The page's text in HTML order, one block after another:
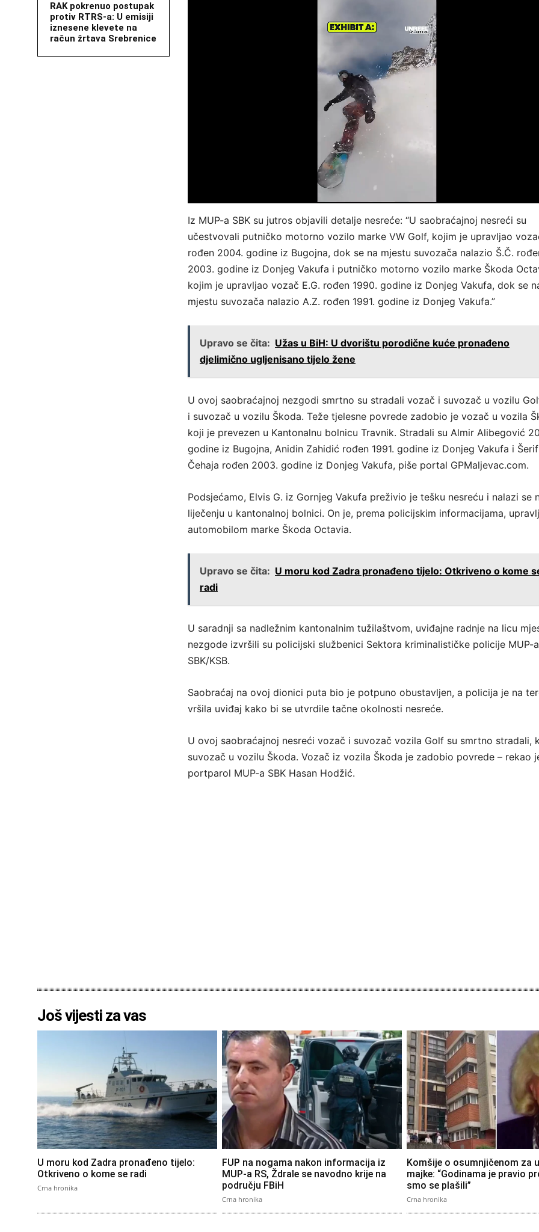
RAK pokrenuo postupak
protiv RTRS-a: U emisiji
iznesene klevete na
račun žrtava Srebrenice
Iz MUP-a SBK su jutros objavili detalje nesreće: “U saobraćajnoj nesreći su
učestvovali putničko motorno vozilo marke VW Golf, kojim je upravljao
rođen 2004. godine iz Bugojna, dok se na mjestu suvozača nalazio Š.Č.
2003. godine iz Donjeg Vakufa i putničko motorno vozilo marke Škoda
kojim je upravljao vozač E.G. rođen 1990. godine iz Donjeg Vakufa, dok se
mjestu suvozača nalazio A.Z. rođen 1991. godine iz Donjeg Vakufa.”
Upravo se čita: Užas u BiH: U dvorištu porodične kuće pronađeno
djelimično ugljenisano tijelo žene
U ovoj saobraćajnoj nezgodi smrtno su stradali vozač i suvozač u vozilu
i suvozač u vozilu Škoda. Teže tjelesne povrede zadobio je vozač u vozila
koji je prevezen u Kantonalnu bolnicu Travnik. Stradali su Almir Alibegović
godine iz Bugojna, Anidin Zahidić rođen 1991. godine iz Donjeg Vakufa i Šerif
Čehaja rođen 2003. godine iz Donjeg Vakufa, piše portal GPMaljevac.com.
Podsjećamo, Elvis G. iz Gornjeg Vakufa preživio je tešku nesreću i nalazi se
liječenju u kantonalnoj bolnici. On je, prema policijskim informacijama,
automobilom marke Škoda Octavia.
Upravo se čita: U moru kod Zadra pronađeno tijelo: Otkriveno o kome
radi
U saradnji sa nadležnim kantonalnim tužilaštvom, uviđajne radnje na licu
nezgode izvršili su policijski službenici Sektora kriminalističke policije MUP-a
SBK/KSB.
Saobraćaj na ovoj dionici puta bio je potpuno obustavljen, a policija je na
vršila uviđaj kako bi se utvrdile tačne okolnosti nesreće.
U ovoj saobraćajnoj nesreći vozač i suvozač vozila Golf su smrtno stradali,
suvozač u vozilu Škoda. Vozač iz vozila Škoda je zadobio povrede – rekao
portparol MUP-a SBK Hasan Hodžić.
Još vijesti za vas
U moru kod Zadra pronađeno tijelo:
Otkriveno o kome se radi
Crna hronika
FUP na nogama nakon informacija iz
MUP-a RS, Ždrale se navodno krije na
području FBiH
Crna hronika
Komšije o osumnjičenom za
majke: “Godinama je pravio
smo se plašili”
Crna hronika